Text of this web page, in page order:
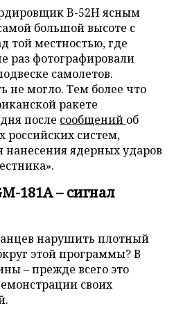
B-52H ясным
большой высоте с
той местностью, где
раз фотографировали
самолетов.
не могло. Тем более что
ракете
после сообщений об
систем,
ядерных ударов
181A – сигнал
нарушить плотный
этой программы? В
– прежде всего это
своих